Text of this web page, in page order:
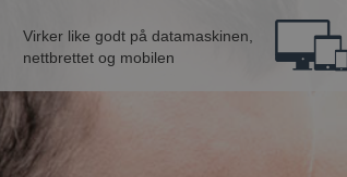
Virker like godt på datamaskinen,
nettbrettet og mobilen